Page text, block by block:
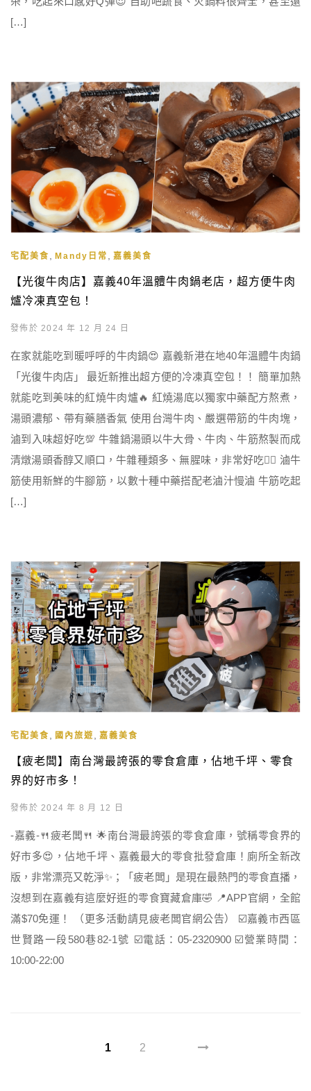
[…]
宅配美食 Mandy日常 嘉義美食
【光復牛肉店】嘉義40年溫體牛肉鍋老店，超方便牛肉
爐冷凍真空包！
發佈於 2024 年 12 月 24 日
在家就能吃到暖呼呼的牛肉鍋😍 嘉義新港在地40年溫體牛肉鍋
「光復牛肉店」 最近新推出超方便的冷凍真空包！！ 簡單加熱
就能吃到美味的紅燒牛肉爐🔥 紅燒湯底以獨家中藥配方熬煮，
湯頭濃郁、帶有藥膳香氣 使用台灣牛肉、嚴選帶筋的牛肉塊，
滷到入味超好吃💯 牛雜鍋湯頭以牛大骨、牛肉、牛筋熬製而成
清燉湯頭香醇又順口，牛雜種類多、無腥味，非常好吃👍🏻 滷牛
筋使用新鮮的牛腳筋，以數十種中藥搭配老滷汁慢滷 牛筋吃起
[…]
宅配美食 , 國內旅遊, 嘉義美食
【疲老闆】南台灣最誇張的零食倉庫，佔地千坪、零食
界的好市多！
發佈於 2024 年 8 月 12 日
-嘉義-🍴疲老闆🍴 🌟南台灣最誇張的零食倉庫，號稱零食界的
好市多😍，佔地千坪、嘉義最大的零食批發倉庫！廁所全新改
版，非常漂亮又乾淨✨；「疲老闆」是現在最熱門的零食直播，
沒想到在嘉義有這麼好逛的零食寶藏倉庫🤣 📍APP官網，全館
滿$70免運！ （更多活動請見疲老闆官網公告） ☑️嘉義市西區
世賢路一段580巷82-1號 ☑️電話：05-2320900 ☑️營業時間：
10:00-22:00
1 2